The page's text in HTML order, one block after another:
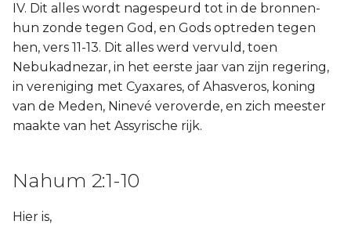
IV. Dit alles wordt nagespeurd tot in de bronnen-
hun zonde tegen God, en Gods optreden tegen
hen, vers 11-13. Dit alles werd vervuld, toen
Nebukadnezar, in het eerste jaar van zijn regering,
in vereniging met Cyaxares, of Ahasveros, koning
van de Meden, Ninevé veroverde, en zich meester
maakte van het Assyrische rijk.
Nahum 2:1-10
Hier is,